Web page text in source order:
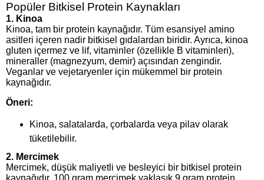
Popüler Bitkisel Protein Kaynakları
1. Kinoa
Kinoa, tam bir protein kaynağıdır. Tüm esansiyel amino
asitleri içeren nadir bitkisel gıdalardan biridir. Ayrıca, kinoa
gluten içermez ve lif, vitaminler (özellikle B vitaminleri),
mineraller (magnezyum, demir) açısından zengindir.
Veganlar ve vejetaryenler için mükemmel bir protein
kaynağıdır.
Öneri:
Kinoa, salatalarda, çorbalarda veya pilav olarak
tüketilebilir.
2. Mercimek
Mercimek, düşük maliyetli ve besleyici bir bitkisel protein